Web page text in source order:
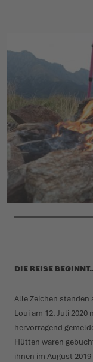
DIE REISE
Alle Zeichen standen
Loui am 12. Juli
hervor­ragend
Hütten waren
ihnen im August